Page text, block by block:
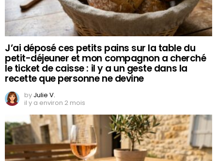
J’ai déposé ces petits pains sur la table du
petit-déjeuner et mon compagnon a cherché
le ticket de caisse : il y a un geste dans la
recette que personne ne devine
by Julie V.
il y a environ 2 mois